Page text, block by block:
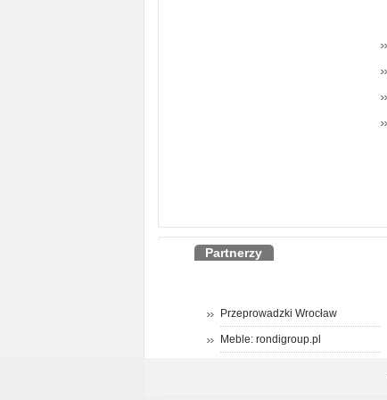
Partnerzy
Przeprowadzki Wrocław
Meble: rondigroup.pl